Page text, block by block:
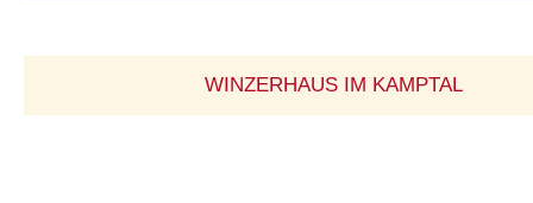
WINZERHAUS IM KAMPTAL